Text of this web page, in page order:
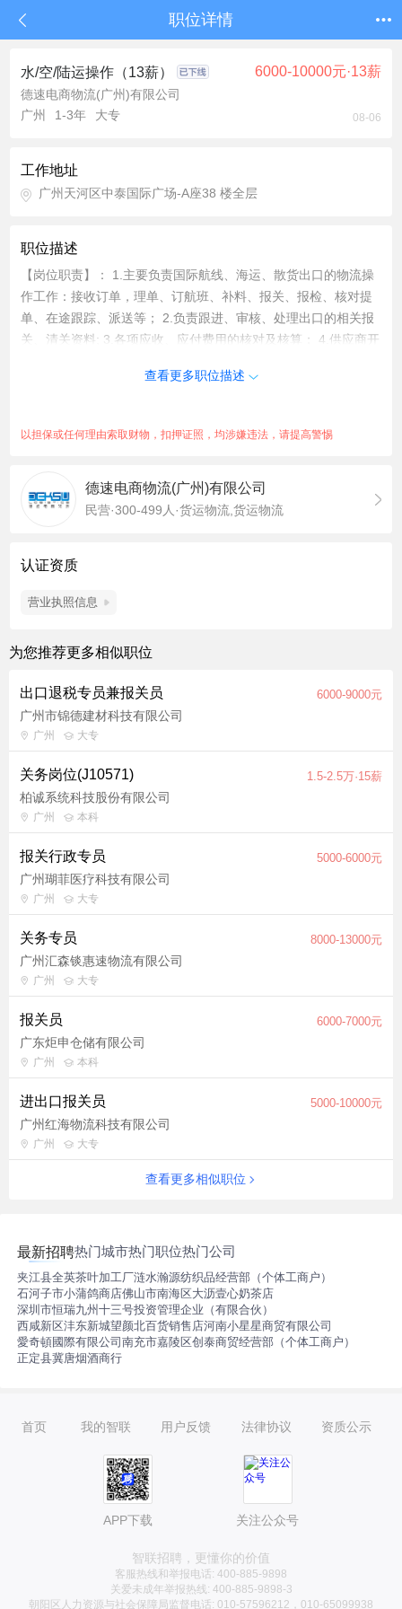
职位详情
水/空/陆运操作（13薪） 6000-10000元·13薪
德速电商物流(广州)有限公司
广州
1-3年 大专 08-06
工作地址
广州天河区中泰国际广场-A座38 楼全层
职位描述
【岗位职责】： 1.主要负责国际航线、海运、散货出口的物流操
作工作：接收订单，理单、订航班、补料、报关、报检、核对提
单、在途跟踪、派送等； 2.负责跟进、审核、处理出口的相关报
关、清关资料; 3.各项应收、应付费用的核对及核算； 4.供应商开
报； 6.完成上级临时交办的其他事务。 【任职要求】： 1. 大专
富有竞争力的薪资待遇和绩效奖金，让你的努力得到充分回报；
2、完善的福利体系，包括五险一金、带薪年假、病假、节日福
展体系。 【上班时间】：9:00-12:30，14:00-18:00，周末双休
查看更多职位描述
以担保或任何理由索取财物，扣押证照，均涉嫌违法，请提高警惕
德速电商物流(广州)有限公司
民营·300-499人·货运物流,货运物流
认证资质
营业执照信息
为您推荐更多相似职位
出口退税专员兼报关员 6000-9000元
广州市锦德建材科技有限公司
广州 大专
关务岗位(J10571) 1.5-2.5万·15薪
柏诚系统科技股份有限公司
广州 本科
报关行政专员 5000-6000元
广州瑚菲医疗科技有限公司
广州 大专
关务专员 8000-13000元
广州汇森锬惠速物流有限公司
广州 大专
报关员 6000-7000元
广东炬申仓储有限公司
广州 本科
进出口报关员 5000-10000元
广州红海物流科技有限公司
广州 大专
查看更多相似职位
最新招聘热门城市热门职位热门公司
夹江县全英茶叶加工厂涟水瀚源纺织品经营部（个体工商户）
石河子市小蒲鸽商店佛山市南海区大沥壹心奶茶店
深圳市恒瑞九州十三号投资管理企业（有限合伙）
西咸新区沣东新城望颜北百货销售店河南小星星商贸有限公司
愛奇頓國際有限公司南充市嘉陵区创泰商贸经营部（个体工商户）
正定县冀唐烟酒商行
首页 我的智联 用户反馈 法律协议 资质公示
APP下载 关注公众号
智联招聘，更懂你的价值
客服热线和举报电话: 400-885-9898
关爱未成年举报热线: 400-885-9898-3
朝阳区人力资源与社会保障局监督电话: 010-57596212，010-65099938